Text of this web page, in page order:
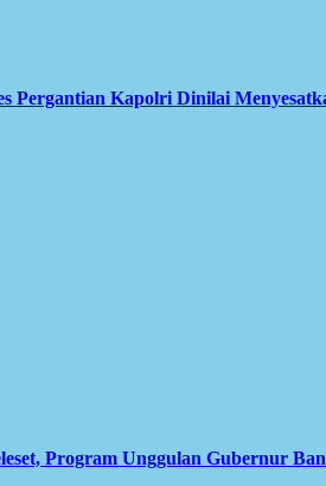
Pergantian Kapolri Dinilai
Program Unggulan Gubernur